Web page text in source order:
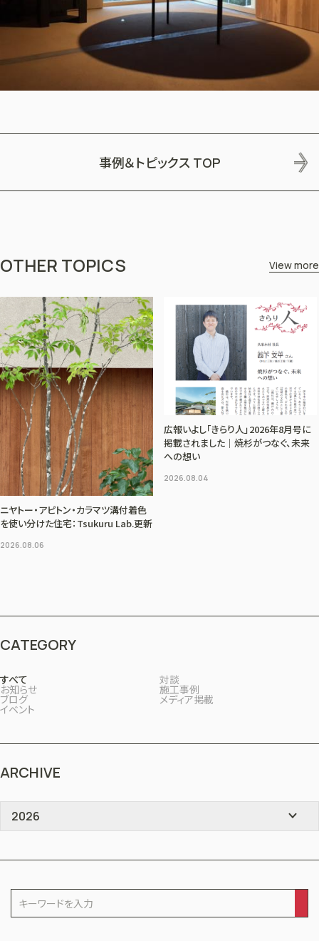
事例＆トピックス TOP
OTHER TOPICS View more
ニヤトー・アピトン・カラマツ溝付着色
を使い分けた住宅：Tsukuru Lab.更新
2026.08.06
広報いよし「きらり人」2026年8月号に
掲載されました｜焼杉がつなぐ、未来
への想い
2026.08.04
CATEGORY
すべて 対談
お知らせ 施工事例
ブログ メディア掲載
イベント
ARCHIVE